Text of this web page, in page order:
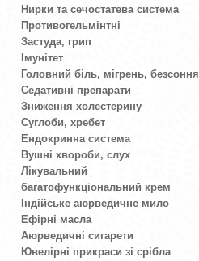
Нирки та сечостатева система
Противогельмінтні
Застуда, грип
Імунітет
Головний біль, мігрень, безсоння
Седативні препарати
Зниження холестерину
Суглоби, хребет
Ендокринна система
Вушні хвороби, слух
Лікувальний
багатофункціональний крем
Індійське аюрведичне мило
Ефірні масла
Аюрведичні сигарети
Ювелірні прикраси зі срібла